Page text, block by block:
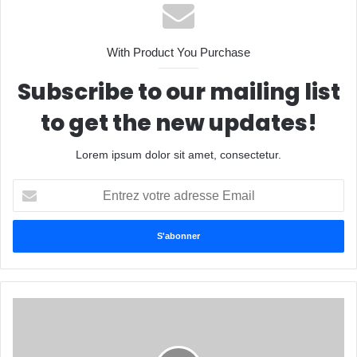
With Product You Purchase
Subscribe to our mailing list
to get the new updates!
Lorem ipsum dolor sit amet, consectetur.
t
e
z